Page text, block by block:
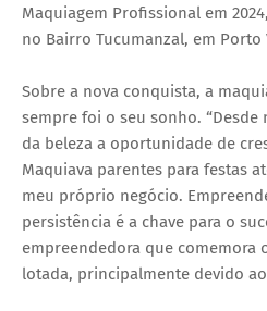
Maquiagem Profissional em
no Bairro Tucumanzal, em Porto
Sobre a nova conquista, a
sempre foi o seu sonho.
da beleza a oportunidade de
Maquiava parentes para festas
meu próprio negócio.
persistência é a chave para o
empreendedora que comemora
lotada, principalmente devido